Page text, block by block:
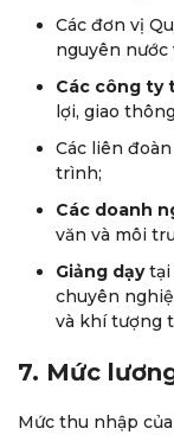
Các đơn vị
nguyên nước
Các công ty
lợi, giao
Các liên
trình;
Các doanh
văn và môi
Giảng dạytại
chuyên
và khí tượng
7. Mức
Mức thu nhập